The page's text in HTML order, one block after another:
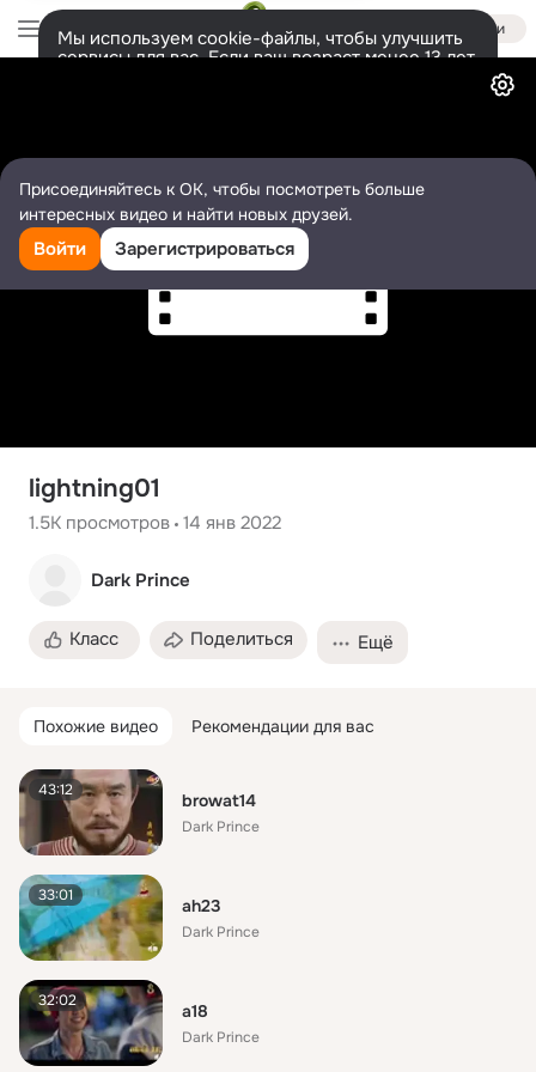
lightning01
1.5K просмотров 14 янв 2022
Dark Prince
Класс Поделиться Ещё
Похожие видео Рекомендации для вас
43:12 browat14
Dark Prince
33:01 ah23
Dark Prince
32:02 a18
Dark Prince
Войти
Мы используем cookie-файлы, чтобы улучшить
сервисы для вас. Если ваш возраст менее 13 лет,
Присоединяйтесь к ОК, чтобы посмотреть больше
интересных видео и найти новых друзей.
Войти Зарегистрироваться